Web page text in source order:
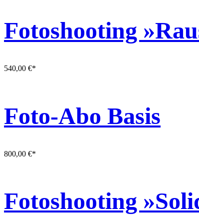
Fotoshooting
540,00 €*
Foto-Abo Basis
800,00 €*
Fotoshooting